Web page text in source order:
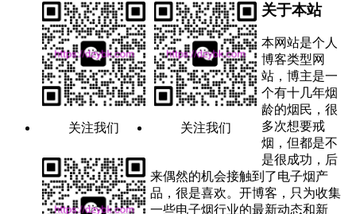
关注我们 关注我们
关于本站
本网站是个人
博客类型网
站，博主是一
个有十几年烟
龄的烟民，很
多次想要戒
烟，但都是不
是很成功，后
来偶然的机会接触到了电子烟产
品，很是喜欢。开博客，只为收集
一些电子烟行业的最新动态和新